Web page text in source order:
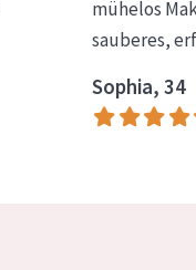
mühelos
sauberes,
Sophia, 34